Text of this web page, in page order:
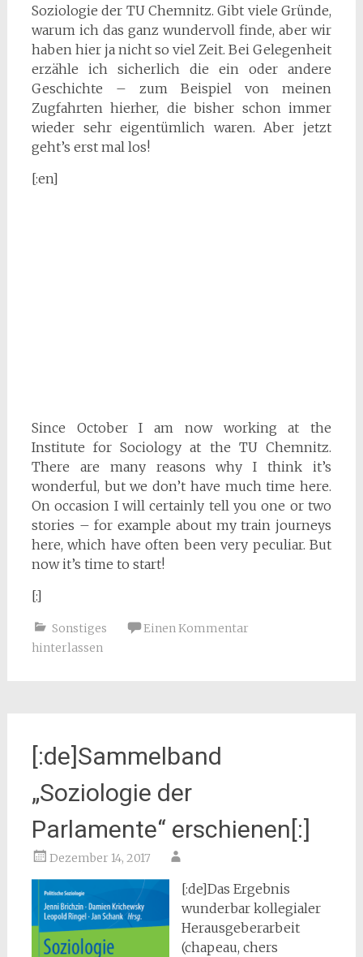
Soziologie der TU Chemnitz. Gibt viele Gründe,
warum ich das ganz wundervoll finde, aber wir
haben hier ja nicht so viel Zeit. Bei Gelegenheit
erzähle ich sicherlich die ein oder andere
Geschichte – zum Beispiel von meinen
Zugfahrten hierher, die bisher schon immer
wieder sehr eigentümlich waren. Aber jetzt
geht’s erst mal los!
[:en]
Since October I am now working at the
Institute for Sociology at the TU Chemnitz.
There are many reasons why I think it’s
wonderful, but we don’t have much time here.
On occasion I will certainly tell you one or two
stories – for example about my train journeys
here, which have often been very peculiar. But
now it’s time to start!
[:]
Sonstiges
Einen Kommentar
hinterlassen
[:de]Sammelband
„Soziologie der
Parlamente“ erschienen[:]
Dezember 14, 2017
[:de]Das Ergebnis
wunderbar kollegialer
Herausgeberarbeit
(chapeau, chers